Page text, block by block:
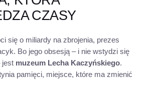
CZASY
się o miliardy na zbrojenia, prezes
Bo jego obsesją – i nie wstydzi się
jest muzeum Lecha Kaczyńskiego.
pamięci, miejsce, które ma zmienić